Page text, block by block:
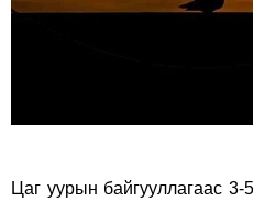
Цаг уурын байгууллагаас